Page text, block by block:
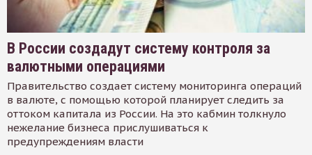
В России создадут систему контроля за
валютными операциями
Правительство создает систему мониторинга операций
в валюте, с помощью которой планирует следить за
оттоком капитала из России. На это кабмин толкнуло
нежелание бизнеса прислушиваться к
предупреждениям власти